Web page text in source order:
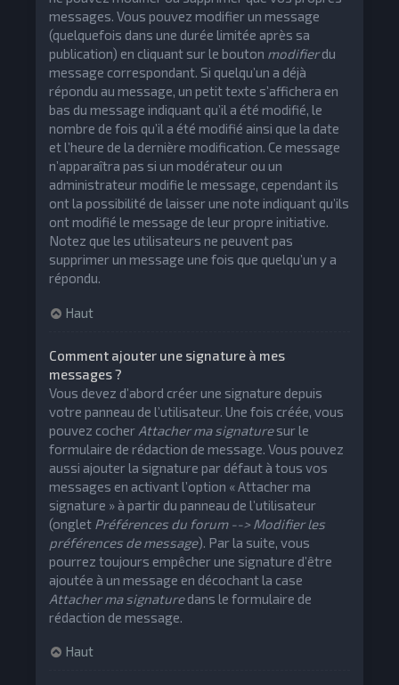
messages. Vous pouvez modifier un message
(quelquefois dans une durée limitée après sa
publication) en cliquant sur le bouton modifierdu
message correspondant. Si quelqu’un a déjà
répondu au message, un petit texte s’affichera en
bas du message indiquant qu’il a été modifié, le
nombre de fois qu’il a été modifié ainsi que la date
et l’heure de la dernière modification. Ce message
n’apparaîtra pas si un modérateur ou un
administrateur modifie le message, cependant ils
ont la possibilité de laisser une note indiquant qu’ils
ont modifié le message de leur propre initiative.
Notez que les utilisateurs ne peuvent pas
supprimer un message une fois que quelqu’un y a
répondu.
Haut
Comment ajouter une signature à mes
messages ?
Vous devez d’abord créer une signature depuis
votre panneau de l’utilisateur. Une fois créée, vous
pouvez cocher Attacher ma signaturesur le
formulaire de rédaction de message. Vous pouvez
aussi ajouter la signature par défaut à tous vos
messages en activant l’option « Attacher ma
signature » à partir du panneau de l’utilisateur
(onglet Préférences du forum --> Modifier les
préférences de message). Par la suite, vous
pourrez toujours empêcher une signature d’être
ajoutée à un message en décochant la case
Attacher ma signaturedans le formulaire de
rédaction de message.
Haut